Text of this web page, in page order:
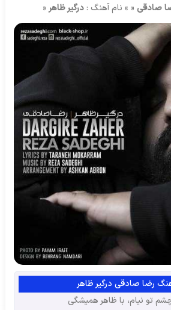
صادقی « » نام آهنگ : درگیر ظاهر«
رضا صادقی درگیر ظاهر
تو نیام، با ظاهر همیشگی